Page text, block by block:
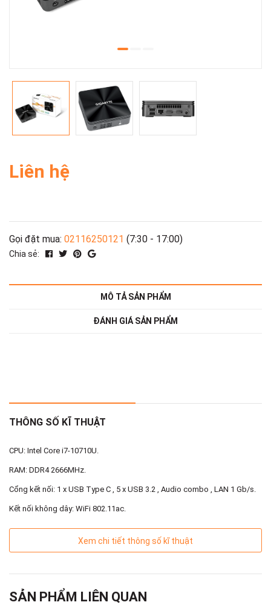
Liên hệ
Gọi đặt mua: 02116250121 (7:30 - 17:00)
Chia sẻ:
MÔ TẢ SẢN PHẨM
ĐÁNH GIÁ SẢN PHẨM
THÔNG SỐ KĨ THUẬT
CPU: Intel Core i7-10710U.
RAM: DDR4 2666MHz.
Cổng kết nối: 1 x USB Type C , 5 x USB 3.2 , Audio combo , LAN 1 Gb/s.
Kết nối không dây: WiFi 802.11ac.
Xem chi tiết thông số kĩ thuật
SẢN PHẨM LIÊN QUAN